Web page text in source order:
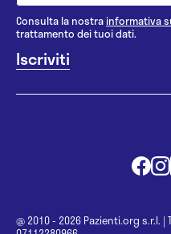
Consulta la nostrainformativa
trattamento dei tuoi dati.
@ 2010 - 2026 Pazienti.org s.r.l. |